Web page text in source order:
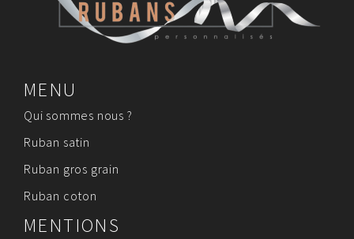
MENU
Qui sommes nous ?
Ruban satin
Ruban gros grain
Ruban coton
MENTIONS